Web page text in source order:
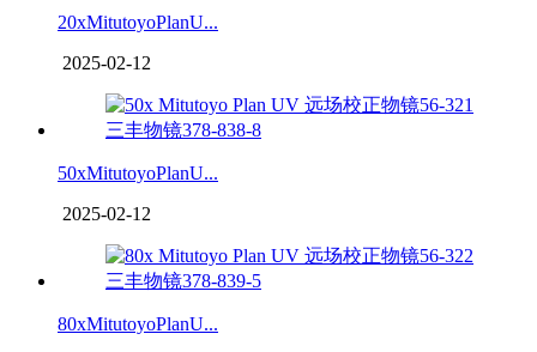
20xMitutoyoPlanU...
2025-02-12
50xMitutoyoPlanU...
2025-02-12
80xMitutoyoPlanU...